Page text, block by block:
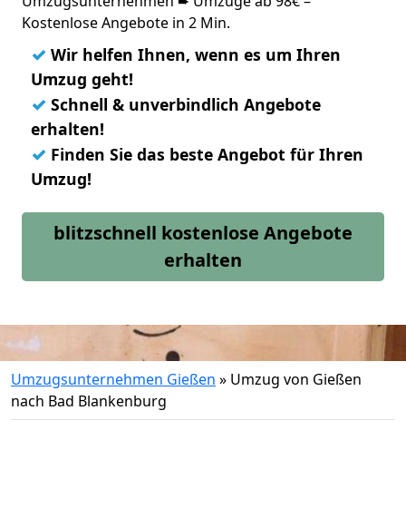
Kostenlose Angebote in 2 Min.
✓ Wir helfen Ihnen, wenn es um Ihren
Umzug geht!
✓ Schnell & unverbindlich Angebote
erhalten!
✓ Finden Sie das beste Angebot für Ihren
Umzug!
blitzschnell kostenlose Angebote
erhalten
Umzugsunternehmen Gießen » Umzug von Gießen
nach Bad Blankenburg